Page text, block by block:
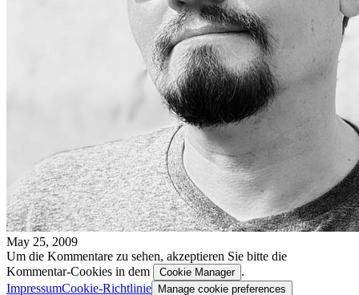
May 25, 2009
Um die Kommentare zu sehen, akzeptieren Sie bitte die
Kommentar-Cookies in dem
Cookie Manager .
ImpressumCookie-Richtlinie Manage cookie preferences